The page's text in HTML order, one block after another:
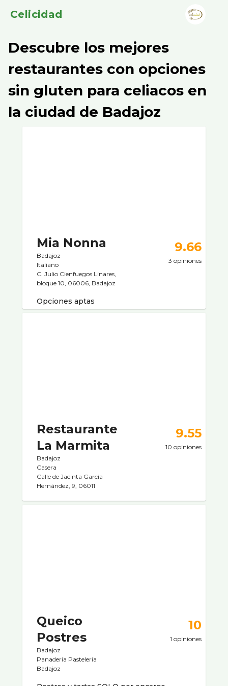
Celicidad
Descubre los mejores
restaurantes con opciones
sin gluten para celiacos en
la ciudad de Badajoz
Mia Nonna
Badajoz
Italiano
C. Julio Cienfuegos Linares,
bloque 10, 06006, Badajoz
9.66
3 opiniones
Opciones aptas
Restaurante
La Marmita
Badajoz
Casera
Calle de Jacinta Garcí­a
Hernández, 9, 06011
9.55
10 opiniones
Queico
Postres
Badajoz
Panaderí­a Pastelerí­a
Badajoz
10
1 opiniones